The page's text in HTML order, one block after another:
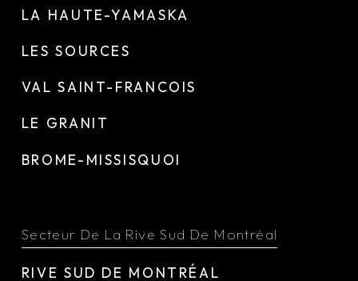
LA HAUTE-YAMASKA
LES SOURCES
VAL SAINT-FRANCOIS
LE GRANIT
BROME-MISSISQUOI
Secteur De La Rive Sud De Montréal
RIVE SUD DE MONTRÉAL